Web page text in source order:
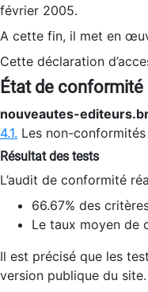
février 2005.
A cette fin, il met en
Cette déclaration
État de conformité
nouveautes-
4.1. Les non-
Résultat des tests
L’audit de conformité
66.67% des
Le taux moyen de
Il est précisé que les
version publique du site.